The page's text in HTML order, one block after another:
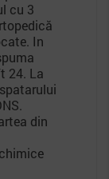
cu 3
In
24. La
din